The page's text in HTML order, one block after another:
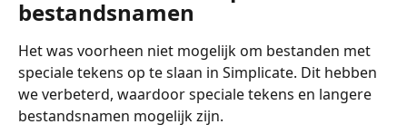
bestandsnamen
Het was voorheen niet mogelijk om bestanden met
speciale tekens op te slaan in Simplicate. Dit hebben
we verbeterd, waardoor speciale tekens en langere
bestandsnamen mogelijk zijn.